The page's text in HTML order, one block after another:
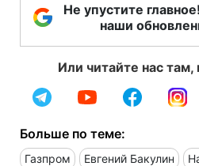
Не упустите
наши
Или читайте нас там,
Больше по теме:
Газпром Евгений Бакулин